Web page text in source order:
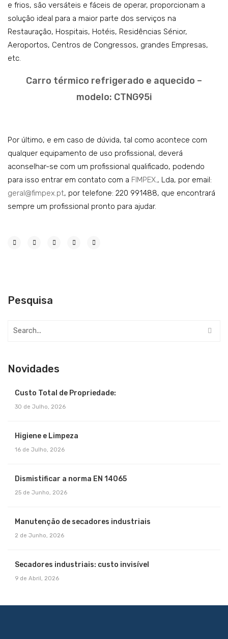
e frios, são versáteis e fáceis de operar, proporcionam a
solução ideal para a maior parte dos serviços na
Restauração, Hospitais, Hotéis, Residências Sénior,
Aeroportos, Centros de Congressos, grandes Empresas,
etc.
Carro térmico refrigerado e aquecido –
modelo: CTNG95i
Por último, e em caso de dúvida, tal como acontece com
qualquer equipamento de uso profissional, deverá
aconselhar-se com um profissional qualificado, podendo
para isso entrar em contato com a FIMPEX., Lda, por email:
geral@fimpex.pt, por telefone: 220 991488, que encontrará
sempre um profissional pronto para ajudar.
Pesquisa
Novidades
Custo Total de Propriedade:
30 de Julho, 2026
Higiene e Limpeza
16 de Julho, 2026
Dismistificar a norma EN 14065
25 de Junho, 2026
Manutenção de secadores industriais
2 de Junho, 2026
Secadores industriais: custo invisível
9 de Abril, 2026